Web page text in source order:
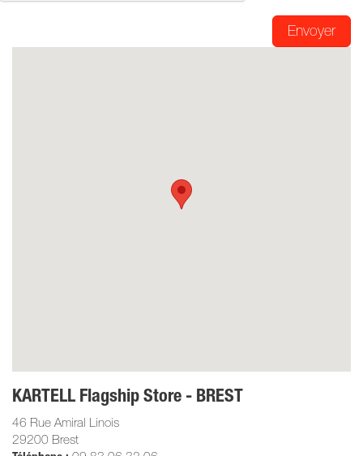
Envoyer
KARTELL Flagship Store - BREST
46 Rue Amiral Linois
29200 Brest